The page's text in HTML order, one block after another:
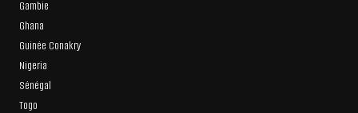
Gambie
Ghana
Guinée Conakry
Nigeria
Sénégal
Togo